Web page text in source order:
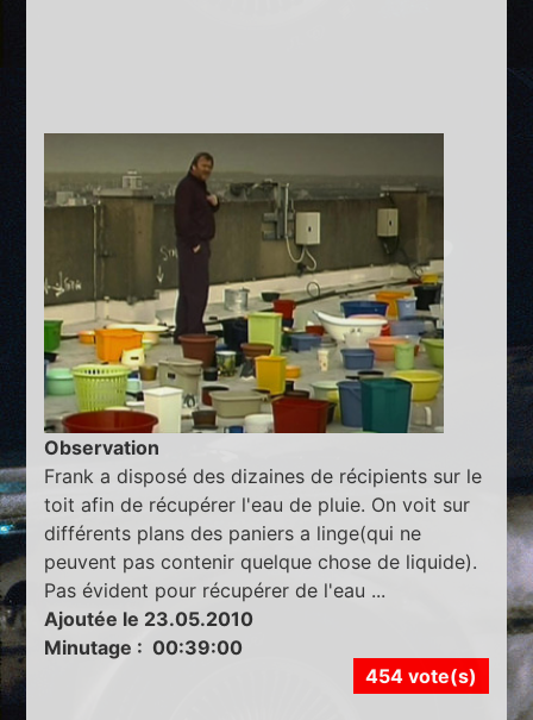
Observation
Frank a disposé des dizaines de récipients sur le
toit afin de récupérer l'eau de pluie. On voit sur
différents plans des paniers a linge(qui ne
peuvent pas contenir quelque chose de liquide).
Pas évident pour récupérer de l'eau ...
Ajoutée le 23.05.2010
Minutage : 00:39:00
454 vote(s)